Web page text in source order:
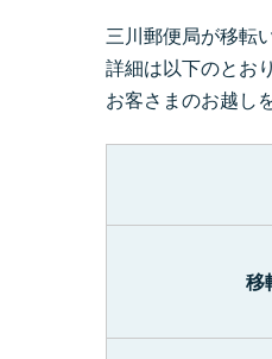
三川郵便局が移転
詳細は以下のとお
お客さまのお越し
移